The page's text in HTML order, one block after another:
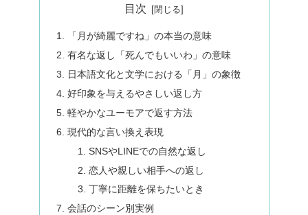
目次
「月が綺麗ですね」の本当の意味
有名な返し「死んでもいいわ」の意味
日本語文化と文学における「月」の象徴
好印象を与えるやさしい返し方
軽やかなユーモアで返す方法
現代的な言い換え表現
SNSやLINEでの自然な返し
恋人や親しい相手への返し
丁寧に距離を保ちたいとき
会話のシーン別実例